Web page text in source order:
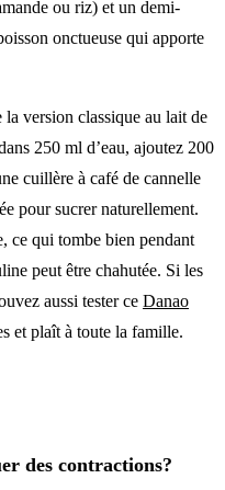
ou riz) et un demi-
onctueuse qui apporte
version classique au lait de
250 ml d’eau, ajoutez 200
cuillère à café de cannelle
pour sucrer naturellement.
ce qui tombe bien pendant
peut être chahutée. Si les
aussi tester ce Danao
et plaît à toute la famille.
des contractions?